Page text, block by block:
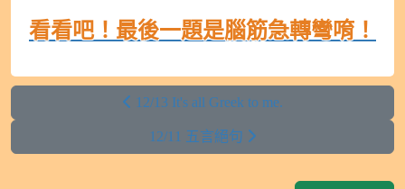
看看吧！最後一題是腦筋急轉彎唷！
12/13 It's all Greek to me.
12/11 五言絕句